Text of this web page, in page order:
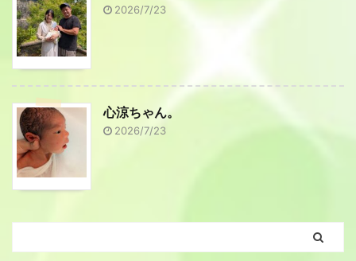
2026/7/23
心涼ちゃん。
2026/7/23